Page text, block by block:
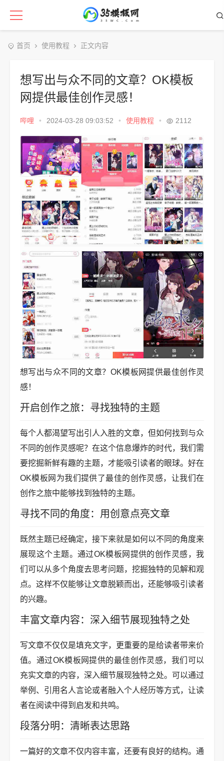
首页 使用教程 正文内容
想写出与众不同的文章？OK模板
网提供最佳创作灵感！
哔哩 • 2024-03-28 09:03:52 • 使用教程 • 2112
想写出与众不同的文章？OK模板网提供最佳创作灵
感！
开启创作之旅：寻找独特的主题
每个人都渴望写出引人入胜的文章，但如何找到与众
不同的创作灵感呢？在这个信息爆炸的时代，我们需
要挖掘新鲜有趣的主题，才能吸引读者的眼球。好在
OK模板网为我们提供了最佳的创作灵感，让我们在
创作之旅中能够找到独特的主题。
寻找不同的角度：用创意点亮文章
既然主题已经确定，接下来就是如何以不同的角度来
展现这个主题。通过OK模板网提供的创作灵感，我
们可以从多个角度去思考问题，挖掘独特的见解和观
点。这样不仅能够让文章脱颖而出，还能够吸引读者
的兴趣。
丰富文章内容：深入细节展现独特之处
写文章不仅仅是填充文字，更重要的是给读者带来价
值。通过OK模板网提供的最佳创作灵感，我们可以
充实文章的内容，深入细节展现独特之处。可以通过
举例、引用名人言论或者融入个人经历等方式，让读
者在阅读中得到启发和共鸣。
段落分明：清晰表达思路
一篇好的文章不仅内容丰富，还要有良好的结构。通